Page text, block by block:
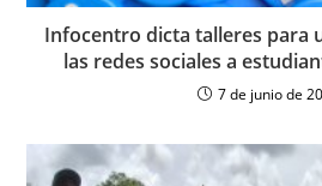
Infocentro dicta talleres para
las redes sociales a
7 de junio de